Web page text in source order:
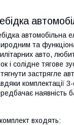
автомобільна
та
авто,
і солідне тягове
застрягле
комплектації
наявність
входять: